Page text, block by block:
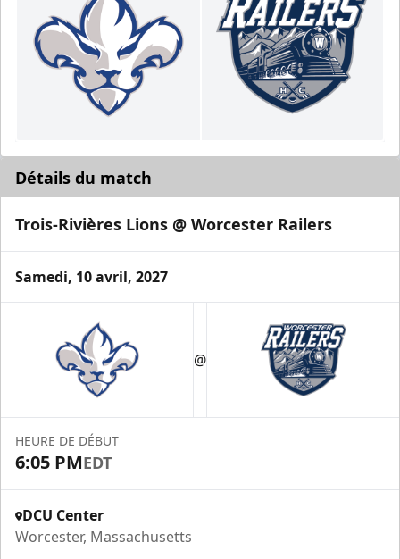
Détails du match
Trois-Rivières Lions @ Worcester Railers
Samedi, 10 avril, 2027
@
HEURE DE DÉBUT
6:05 PMEDT
DCU Center
Worcester, Massachusetts